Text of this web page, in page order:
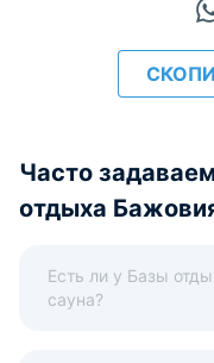
Часто
отдыха
Есть ли у Базы
сауна?